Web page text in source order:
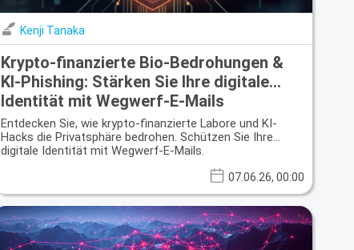
Kenji Tanaka
Krypto-finanzierte Bio-Bedrohungen &
KI-Phishing: Stärken Sie Ihre digitale
Identität mit Wegwerf-E-Mails
Entdecken Sie, wie krypto-finanzierte Labore und KI-
Hacks die Privatsphäre bedrohen. Schützen Sie Ihre
digitale Identität mit Wegwerf-E-Mails.
07.06.26, 00:00